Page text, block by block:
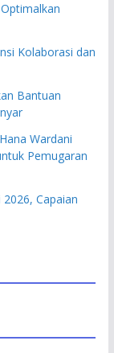
Kolaborasi dan
Bantuan
Wardani
Pemugaran
Capaian